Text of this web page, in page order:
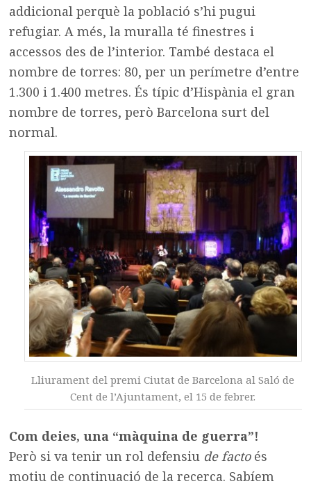
addicional perquè la població s’hi pugui
refugiar. A més, la muralla té finestres i
accessos des de l’interior. També destaca el
nombre de torres: 80, per un perímetre d’entre
1.300 i 1.400 metres. És típic d’Hispània el gran
nombre de torres, però Barcelona surt del
normal.
Lliurament del premi Ciutat de Barcelona al Saló de
Cent de l’Ajuntament, el 15 de febrer.
Com deies, una “màquina de guerra”!
Però si va tenir un rol defensiu de factoés
motiu de continuació de la recerca. Sabíem